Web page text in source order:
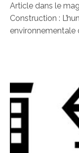
Article dans le
Construction :
environnementale